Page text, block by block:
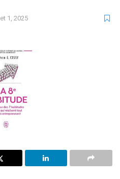
1, 2025